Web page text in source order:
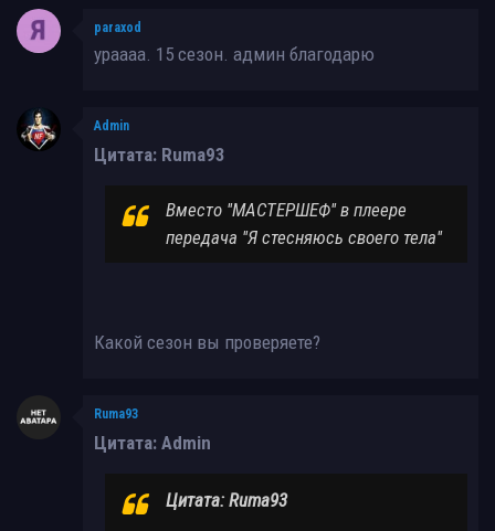
paraxod
ураааа. 15 сезон. админ благодарю
Admin
Цитата: Ruma93
Вместо ''МАСТЕРШЕФ'' в плеере
передача ''Я стесняюсь своего тела''
Какой сезон вы проверяете?
Ruma93
Цитата: Admin
Цитата: Ruma93